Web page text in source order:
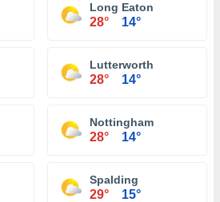
Long Eaton
28° 14°
Lutterworth
28° 14°
Nottingham
28° 14°
Spalding
29° 15°